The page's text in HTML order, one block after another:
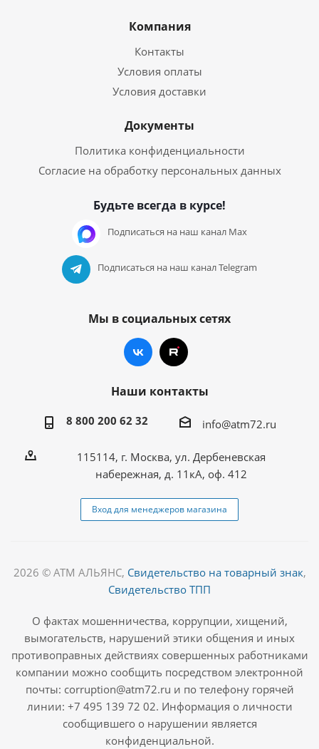
Компания
Контакты
Условия оплаты
Условия доставки
Документы
Политика конфиденциальности
Согласие на обработку персональных данных
Будьте всегда в курсе!
Подписаться на наш канал Max
Подписаться на наш канал Telegram
Мы в социальных сетях
Наши контакты
8 800 200 62 32 info@atm72.ru
115114, г. Москва, ул. Дербеневская
набережная, д. 11кА, оф. 412
Вход для менеджеров магазина
2026 © АТМ АЛЬЯНС, Свидетельство на товарный знак,
Свидетельство ТПП
О фактах мошенничества, коррупции, хищений,
вымогательств, нарушений этики общения и иных
противоправных действиях совершенных работниками
компании можно сообщить посредством электронной
почты: corruption@atm72.ru и по телефону горячей
линии: +7 495 139 72 02. Информация о личности
сообщившего о нарушении является
конфиденциальной.